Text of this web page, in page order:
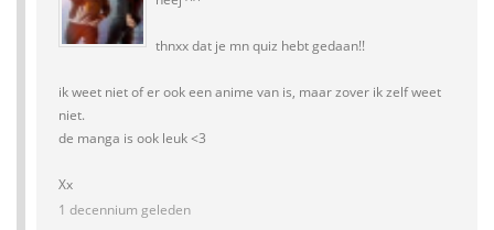
thnxx dat je mn quiz hebt gedaan!!
ik weet niet of er ook een anime van is, maar zover ik zelf weet
niet.
de manga is ook leuk <3
Xx
1 decennium geleden